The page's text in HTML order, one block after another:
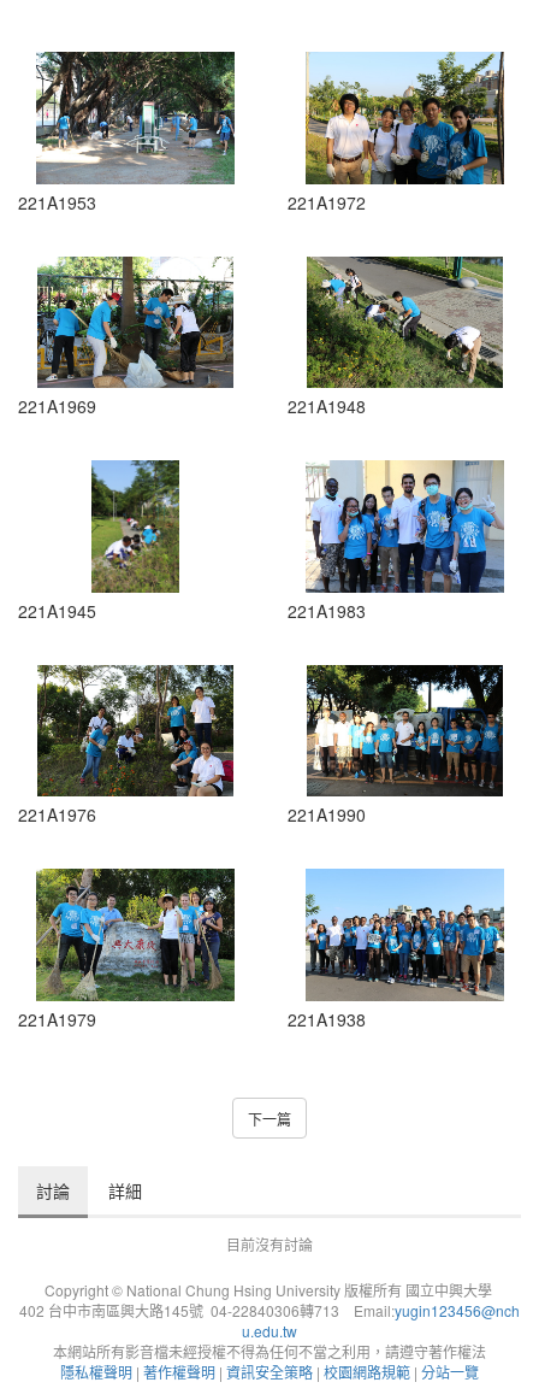
221A1953 221A1972
221A1969 221A1948
221A1945 221A1983
221A1976 221A1990
221A1979 221A1938
下一篇
討論 詳細
目前沒有討論
Copyright © National Chung Hsing University 版權所有 國立中興大學
402 台中市南區興大路145號 04-22840306轉713 Email:yugin123456@nch
u.edu.tw
本網站所有影音檔未經授權不得為任何不當之利用，請遵守著作權法
隱私權聲明 | 著作權聲明 | 資訊安全策略 | 校園網路規範 | 分站一覽